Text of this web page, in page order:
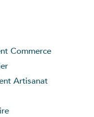
Commerce
Artisanat